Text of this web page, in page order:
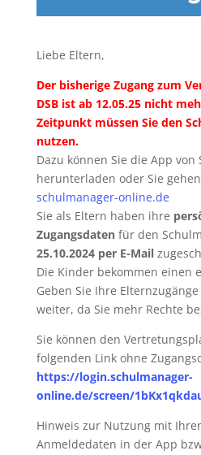
Liebe Eltern,
Der bisherige Zugang zum
DSB ist ab 12.05.25 nicht
Zeitpunkt müssen Sie den
nutzen.
Dazu können Sie die App
herunterladen oder Sie
schulmanager-online.de
Sie als Eltern haben ihre
Zugangsdatenfür den
25.10.2024 per E-Mail
Die Kinder bekommen einen
Geben Sie Ihre
weiter, da Sie mehr Rechte
Sie können den
folgenden Link ohne
https://login.schulmanager-
online.de/screen/
Hinweis zur Nutzung mit
Anmeldedaten in der App